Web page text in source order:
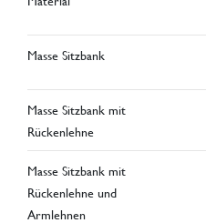
Masse Sitzbank
Masse Sitzbank mit
Rückenlehne
Masse Sitzbank mit
Rückenlehne und
Armlehnen